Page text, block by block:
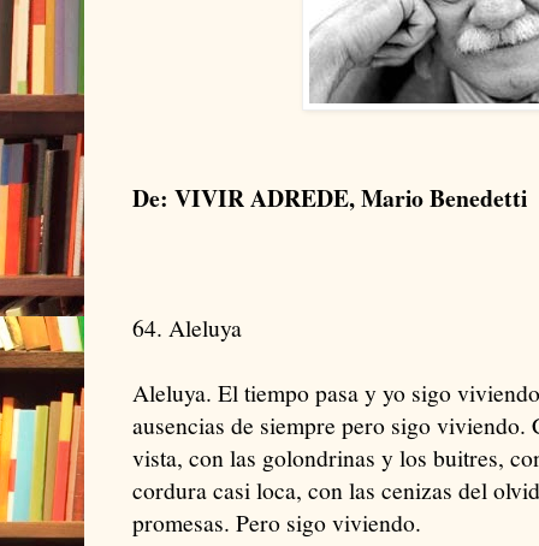
De: VIVIR ADREDE, Mario Benedetti
64. Aleluya
Aleluya. El tiempo pasa y yo sigo
ausencias de siempre pero sigo viviendo.
vista, con las golondrinas y los buitres,
cordura casi loca, con las cenizas del
promesas. Pero sigo viviendo.